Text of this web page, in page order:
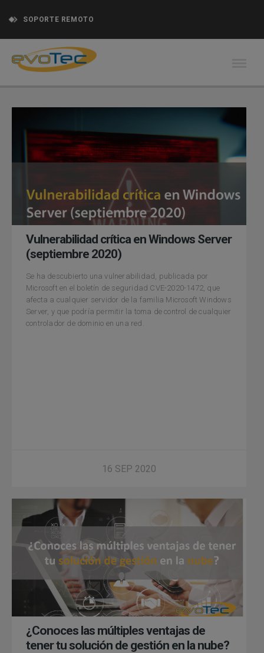
SOPORTE REMOTO
Vulnerabilidad crítica en Windows Server
(septiembre 2020)
Se ha descubierto una vulnerabilidad, publicada por
Microsoft en el boletín de seguridad CVE-2020-1472, que
afecta a cualquier servidor de la familia Microsoft Windows
Server, y que podría permitir la toma de control de cualquier
controlador de dominio en una red.
16 SEP 2020
¿Conoces las múltiples ventajas de
tener tu solución de gestión en la nube?